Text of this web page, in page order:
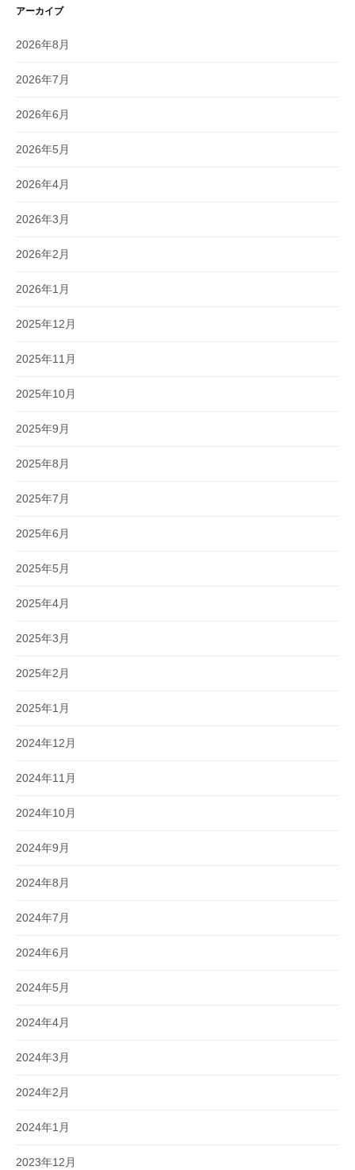
アーカイブ
2026年8月
2026年7月
2026年6月
2026年5月
2026年4月
2026年3月
2026年2月
2026年1月
2025年12月
2025年11月
2025年10月
2025年9月
2025年8月
2025年7月
2025年6月
2025年5月
2025年4月
2025年3月
2025年2月
2025年1月
2024年12月
2024年11月
2024年10月
2024年9月
2024年8月
2024年7月
2024年6月
2024年5月
2024年4月
2024年3月
2024年2月
2024年1月
2023年12月